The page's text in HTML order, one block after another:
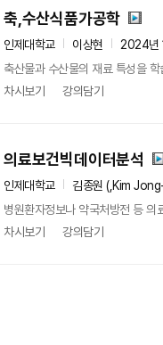
축,수산식품가공학
인제대학교 이상현
2024년
축산물과 수산물의 재료 특성을
차시보기
강의담기
의료보건빅데이터분석
인제대학교 김종원 (,Kim
병원환자정보나 약국처방전 등 의
차시보기
강의담기